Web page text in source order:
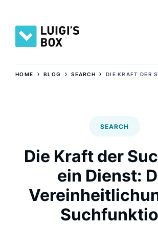
HOME ›BLOG ›SEARCH › DIE KRAFT DER SUCHE ALS EIN DIENST:
SEARCH
Die Kraft der
ein Dienst: